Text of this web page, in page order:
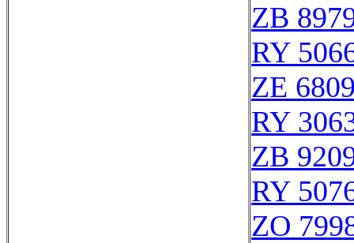
ZB
RY
ZE
RY
ZB
RY
ZO